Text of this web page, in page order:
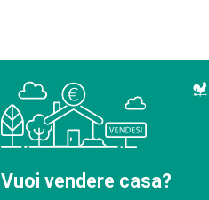
Vuoi vendere casa?